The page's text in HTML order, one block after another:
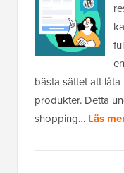
bästa sättet att
produkter. Detta
shopping… Läs